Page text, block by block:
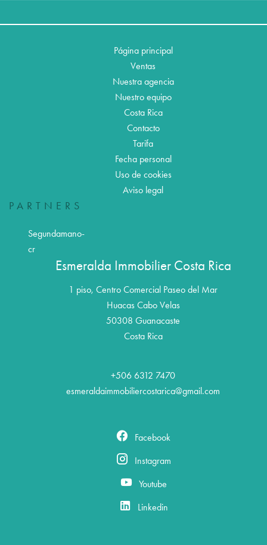
Página principal
Ventas
Nuestra agencia
Nuestro equipo
Costa Rica
Contacto
Tarifa
Fecha personal
Uso de cookies
Aviso legal
PARTNERS
Segundamano-
cr
Esmeralda Immobilier Costa Rica
1 piso, Centro Comercial Paseo del Mar
Huacas Cabo Velas
50308 Guanacaste
Costa Rica
+506 6312 7470
esmeraldaimmobiliercostarica@gmail.com
Facebook
Instagram
Youtube
Linkedin